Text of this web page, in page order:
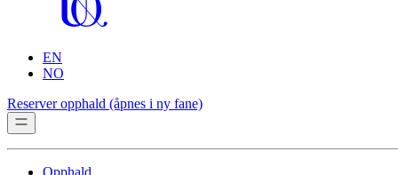
EN
NO
Reserver opphald (åpnes i ny fane)
Opphald